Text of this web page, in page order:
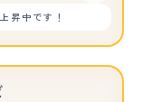
昇中です！